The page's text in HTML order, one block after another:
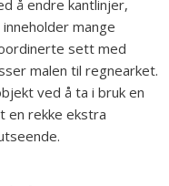
å endre kantlinjer,
mange
sett med
malen til regnearket.
ved å ta i bruk en
en rekke ekstra